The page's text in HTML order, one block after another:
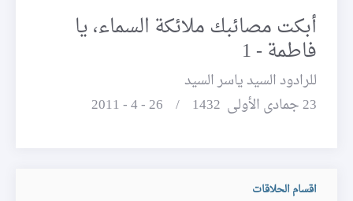
أبكت مصائبك ملائكة السماء، يا
فاطمة - 1
للرادود السيد ياسر السيد
23 جمادى الأولى 1432 / 26 - 4 - 2011
اقسام الحلاقات